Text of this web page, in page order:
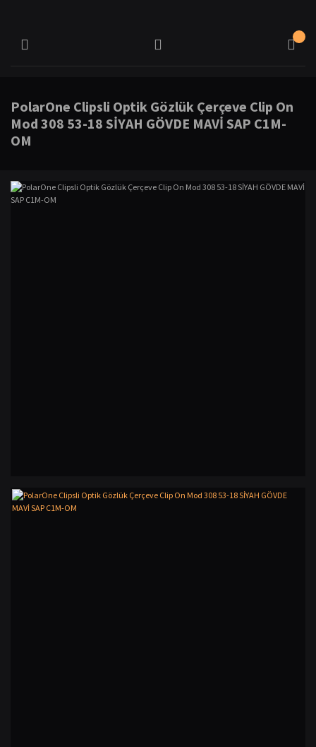
PolarOne Clipsli Optik Gözlük Çerçeve Clip On
Mod 308 53-18 SİYAH GÖVDE MAVİ SAP C1M-
OM